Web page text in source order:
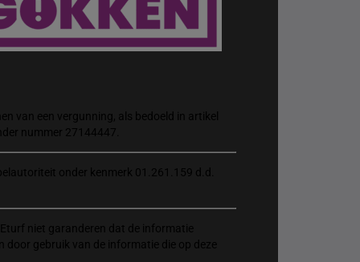
van een vergunning, als bedoeld in artikel
nummer 27144447.
onder kenmerk 01.261.159 d.d.
niet garanderen dat de informatie
gebruik van de informatie die op deze